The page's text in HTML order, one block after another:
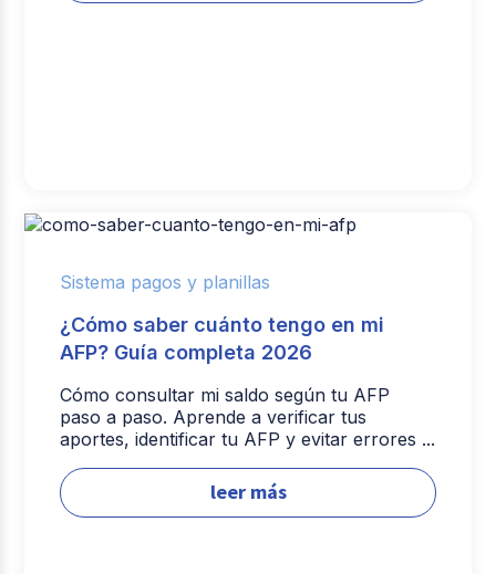
Sistema pagos y planillas
¿Cómo saber cuánto tengo en mi
AFP? Guía completa 2026
Cómo consultar mi saldo según tu AFP
paso a paso. Aprende a verificar tus
aportes, identificar tu AFP y evitar errores ...
leer más